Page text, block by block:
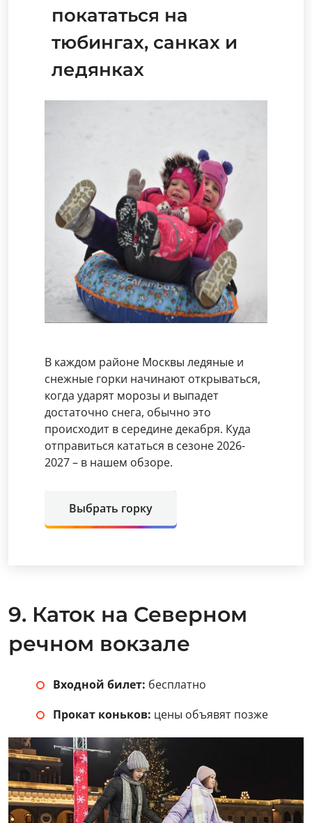
покататься на
тюбингах, санках и
ледянках
В каждом районе Москвы ледяные и
снежные горки начинают открываться,
когда ударят морозы и выпадет
достаточно снега, обычно это
происходит в середине декабря. Куда
отправиться кататься в сезоне 2026-
2027 – в нашем обзоре.
Выбрать горку
9. Каток на Северном
речном вокзале
Входной билет: бесплатно
Прокат коньков: цены объявят позже